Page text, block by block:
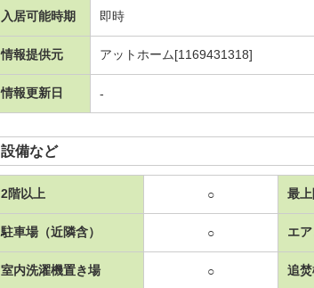
入居可能時期 即時
情報提供元 アットホーム[1169431318]
情報更新日 -
設備など
2階以上 ○ 最
駐車場（近隣含） ○ エ
室内洗濯機置き場 ○ 追